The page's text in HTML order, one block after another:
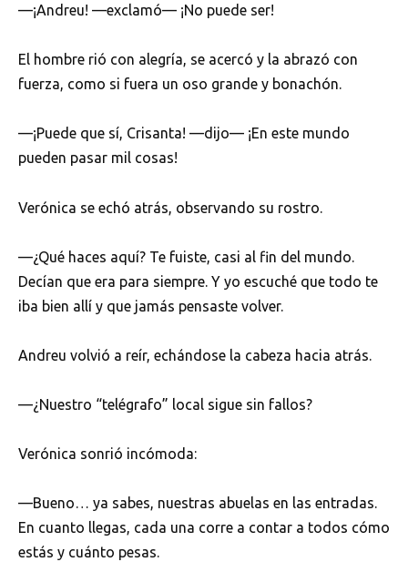
—¡Andreu! —exclamó— ¡No puede ser!
El hombre rió con alegría, se acercó y la abrazó con
fuerza, como si fuera un oso grande y bonachón.
—¡Puede que sí, Crisanta! —dijo— ¡En este mundo
pueden pasar mil cosas!
Verónica se echó atrás, observando su rostro.
—¿Qué haces aquí? Te fuiste, casi al fin del mundo.
Decían que era para siempre. Y yo escuché que todo te
iba bien allí y que jamás pensaste volver.
Andreu volvió a reír, echándose la cabeza hacia atrás.
—¿Nuestro “telégrafo” local sigue sin fallos?
Verónica sonrió incómoda:
—Bueno… ya sabes, nuestras abuelas en las entradas.
En cuanto llegas, cada una corre a contar a todos cómo
estás y cuánto pesas.